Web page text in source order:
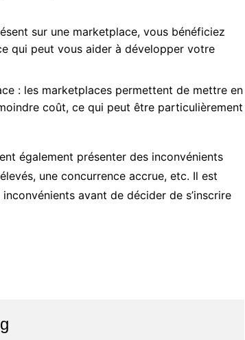
sur une marketplace, vous bénéficiez
qui peut vous aider à développer votre
: les marketplaces permettent de mettre en
coût, ce qui peut être particulièrement
également présenter des inconvénients
une concurrence accrue, etc. Il est
avant de décider de s’inscrire